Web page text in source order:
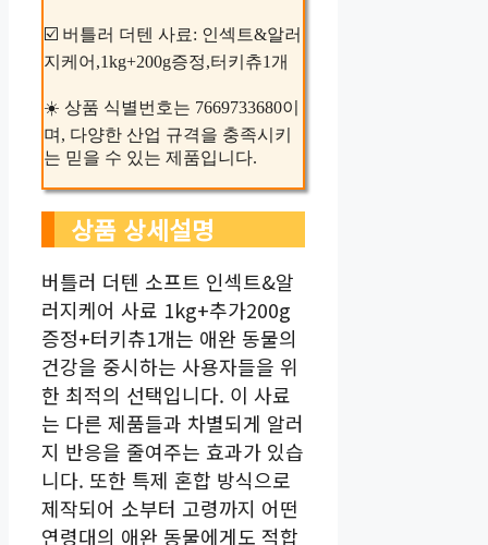
☑️ 버틀러 더텐 사료: 인섹트&알러
지케어,1kg+200g증정,터키츄1개
☀️ 상품 식별번호는 7669733680이
며, 다양한 산업 규격을 충족시키
는 믿을 수 있는 제품입니다.
상품 상세설명
버틀러 더텐 소프트 인섹트&알
러지케어 사료 1kg+추가200g
증정+터키츄1개는 애완 동물의
건강을 중시하는 사용자들을 위
한 최적의 선택입니다. 이 사료
는 다른 제품들과 차별되게 알러
지 반응을 줄여주는 효과가 있습
니다. 또한 특제 혼합 방식으로
제작되어 소부터 고령까지 어떤
연령대의 애완 동물에게도 적합